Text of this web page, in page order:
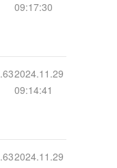
09:17:30
2024.11.29
09:14:41
2024.11.29